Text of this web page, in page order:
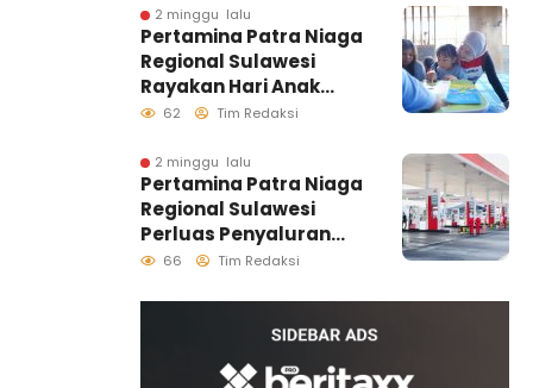
Distribusi B50 di
Kawasan Timur
Sulawesi
2 minggu lalu
Pertamina Patra Niaga
Regional Sulawesi
Rayakan Hari Anak
Nasional Melalui
Ruang Tumbuh
Generasi Penjaga
Pesisir
62 Tim Redaksi
2 minggu lalu
Pertamina Patra Niaga
Regional Sulawesi
Perluas Penyaluran
Biosolar B50, Kini
66 Tim Redaksi